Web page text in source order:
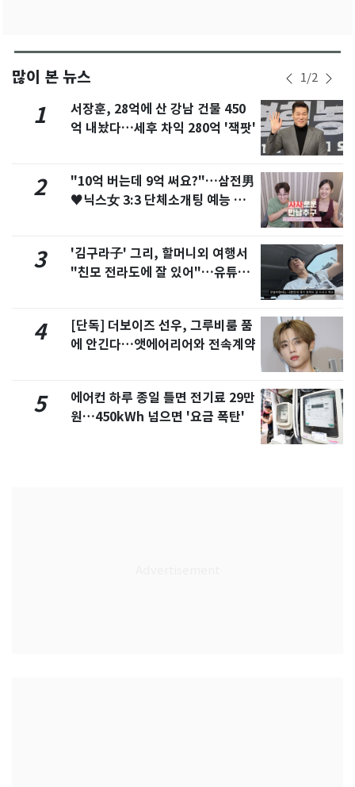
많이 본 뉴스 1/2
1
서장훈, 28억에 산 강남 건물 450
억 내놨다…세후 차익 280억 '잭팟'
2
"10억 버는데 9억 써요?"…삼전男
♥닉스女 3:3 단체소개팅 예능 화
3
'김구라子' 그리, 할머니외 여행서
"친모 전라도에 잘 있어"…유튜브
4
[단독] 더보이즈 선우, 그루비룸 품
에 안긴다…앳에어리어와 전속계약
5
에어컨 하루 종일 틀면 전기료 29만
원…450kWh 넘으면 '요금 폭탄'